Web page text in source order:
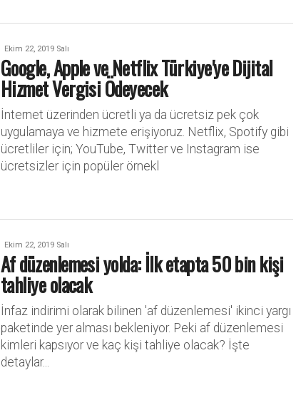
Ekim 22, 2019 Salı
Google, Apple ve Netflix Türkiye'ye Dijital
Hizmet Vergisi Ödeyecek
İnternet üzerinden ücretli ya da ücretsiz pek çok
uygulamaya ve hizmete erişiyoruz. Netflix, Spotify gibi
ücretliler için; YouTube, Twitter ve Instagram ise
ücretsizler için popüler örnekl
Ekim 22, 2019 Salı
Af düzenlemesi yolda: İlk etapta 50 bin kişi
tahliye olacak
İnfaz indirimi olarak bilinen 'af düzenlemesi' ikinci yargı
paketinde yer alması bekleniyor. Peki af düzenlemesi
kimleri kapsıyor ve kaç kişi tahliye olacak? İşte
detaylar...